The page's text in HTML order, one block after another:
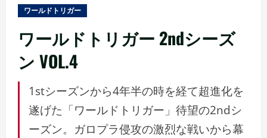
ュワールドトリガー
ワールドトリガー 2ndシーズ
ン VOL.4
1stシーズンから4年半の時を経て超進化を
遂げた「ワールドトリガー」待望の2ndシ
ーズン。ガロプラ侵攻の激烈な戦いから幕